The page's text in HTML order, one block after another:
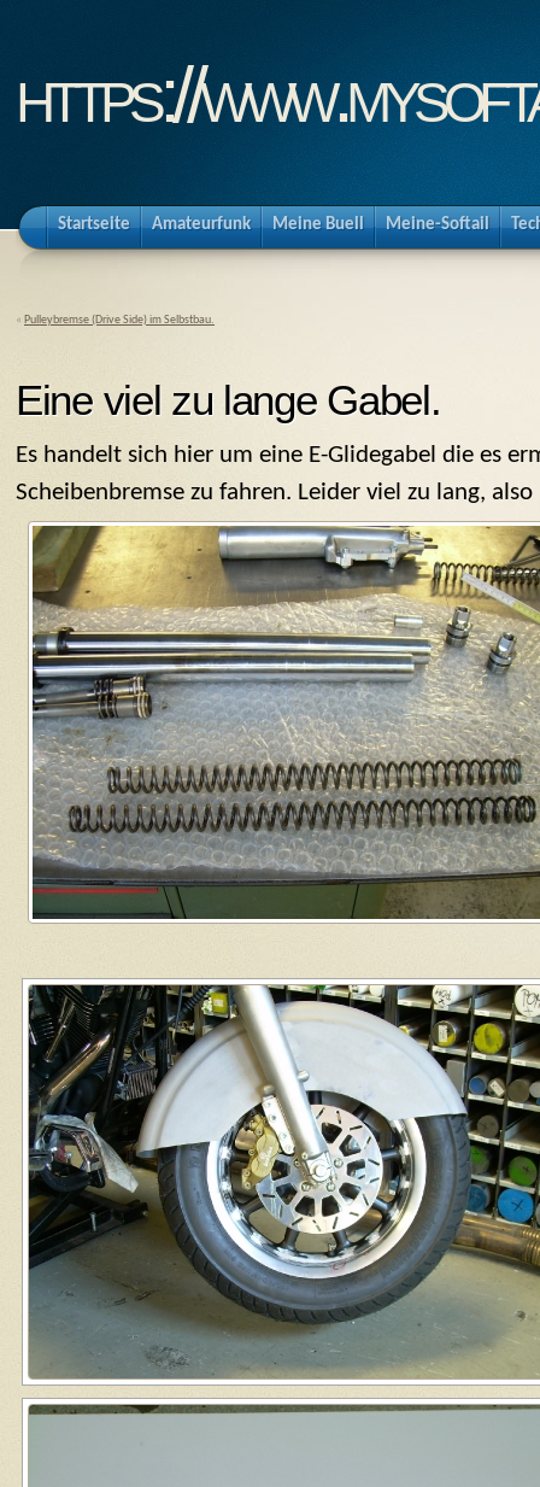
https://
Startseite Amateurfunk Meine Buell Meine-Softail
« Pulleybremse (Drive Side) im Selbstbau.
Eine viel zu lange Gabel.
Es handelt sich hier um eine E-Glidegabel die es
Scheibenbremse zu fahren. Leider viel zu lang, also